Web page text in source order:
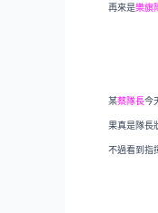
再來是樂旗
某蔡隊長今
果真是隊長
不過看到指